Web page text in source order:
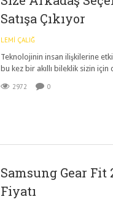
Satışa Çıkıyor
LEMI ÇALIĞ
Teknolojinin insan ilişkilerine etki
bu kez bir akıllı bileklik sizin
2972 0
Samsung Gear Fit
Fiyatı